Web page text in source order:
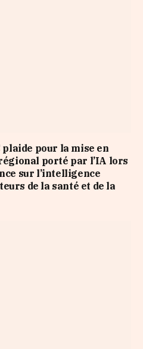
plaide pour la mise en
porté par l’IA lors
sur l’intelligence
de la santé et de la